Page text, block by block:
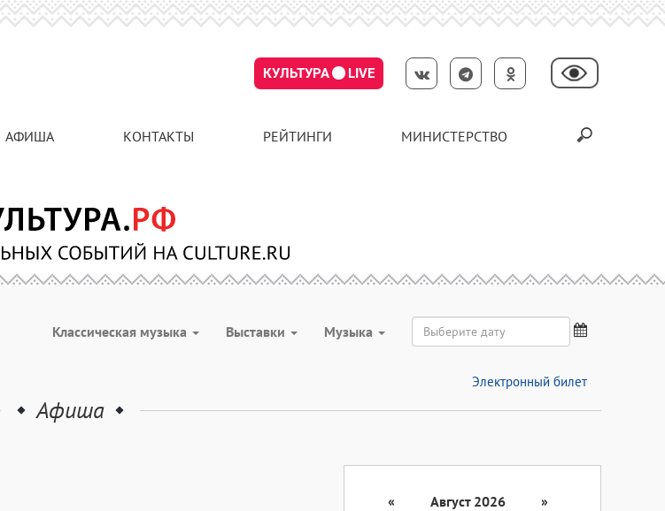
КУЛЬТУРА LIVE
АФИША КОНТАКТЫ РЕЙТИНГИ МИНИСТЕРСТВО
Классическая музыка Выставки Музыка
Электронный билет
Афиша
« Август 2026
»